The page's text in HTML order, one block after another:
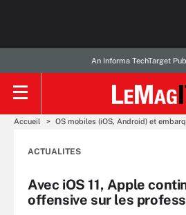
An Informa TechTarget
Accueil OS mobiles (iOS, Android) et
ACTUALITES
Avec iOS 11, Apple
offensive sur les